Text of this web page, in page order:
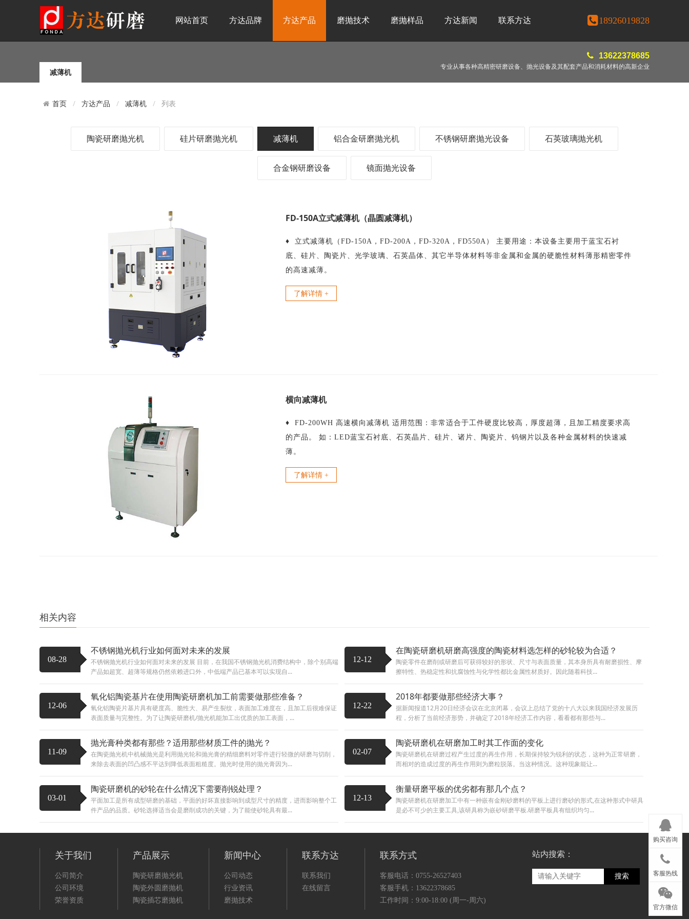
网站首页 方达品牌 方达产品 磨抛技术 磨抛样品 方达新闻 联系方达 18926019828
减薄机
13622378685
专业从事各种高精密研磨设备、抛光设备及其配套产品和消耗材料的高新企业
首页 方达产品 减薄机 列表
陶瓷研磨抛光机 硅片研磨抛光机 减薄机 铝合金研磨抛光机 不锈钢研磨抛光设备 石英玻璃抛光机
合金钢研磨设备 镜面抛光设备
FD-150A立式减薄机（晶圆减薄机）
♦ 立式减薄机（FD-150A，FD-200A，FD-320A，FD550A） 主要用途：本设备主要用于蓝宝石衬
底、硅片、陶瓷片、光学玻璃、石英晶体、其它半导体材料等非金属和金属的硬脆性材料薄形精密零件
的高速减薄。
了解详情 +
横向减薄机
♦ FD-200WH 高速横向减薄机 适用范围：非常适合于工件硬度比较高，厚度超薄，且加工精度要求高
的产品。 如：LED蓝宝石衬底、石英晶片、硅片、诸片、陶瓷片、钨钢片以及各种金属材料的快速减
薄。
了解详情 +
相关内容
08-28
不锈钢抛光机行业如何面对未来的发展
不锈钢抛光机行业如何面对未来的发展 目前，在我国不锈钢抛光机消费结构中，除个别高端
产品如超宽、超薄等规格仍然依赖进口外，中低端产品已基本可以实现自...
12-12
在陶瓷研磨机研磨高强度的陶瓷材料选怎样的砂轮较为合适？
陶瓷零件在磨削或研磨后可获得较好的形状、尺寸与表面质量，其本身所具有耐磨损性、摩
擦特性、热稳定性和抗腐蚀性与化学性都比金属性材质好。因此随着科技...
12-06
氧化铝陶瓷基片在使用陶瓷研磨机加工前需要做那些准备？
氧化铝陶瓷片基片具有硬度高、脆性大、易产生裂纹，表面加工难度在，且加工后很难保证
表面质量与完整性。为了让陶瓷研磨机/抛光机能加工出优质的加工表面，...
12-22
2018年都要做那些经济大事？
据新闻报道12月20日经济会议在北京闭幕，会议上总结了党的十八大以来我国经济发展历
程，分析了当前经济形势，并确定了2018年经济工作内容，看看都有那些与...
11-09
抛光膏种类都有那些？适用那些材质工件的抛光？
在陶瓷抛光机中机械抛光是利用抛光轮和抛光膏的精细磨料对零件进行轻微的研磨与切削，
来除去表面的凹凸感不平达到降低表面粗糙度。抛光时使用的抛光膏因为...
02-07
陶瓷研磨机在研磨加工时其工作面的变化
陶瓷研磨机在研磨过程产生过度的再生作用，长期保持较为锐利的状态，这种为正常研磨，
而相对的造成过度的再生作用则为磨粒脱落。当这种情况。这种现象能让...
03-01
陶瓷研磨机的砂轮在什么情况下需要削锐处理？
平面加工是所有成型研磨的基础，平面的好坏直接影响到成型尺寸的精度，进而影响整个工
件产品的品质。砂轮选择适当会是磨削成功的关键，为了能使砂轮具有最...
12-13
衡量研磨平板的优劣都有那几个点？
陶瓷研磨机在研磨加工中有一种嵌有金刚砂磨料的平板上进行磨砂的形式,在这种形式中研具
是必不可少的主要工具,该研具称为嵌砂研磨平板.研磨平板具有组织均匀...
关于我们
公司简介
公司环境
荣誉资质
产品展示
陶瓷研磨抛光机
陶瓷外圆磨抛机
陶瓷插芯磨抛机
新闻中心
公司动态
行业资讯
磨抛技术
联系方达
联系我们
在线留言
联系方式
客服电话：0755-26527403
客服手机：13622378685
工作时间：9:00-18:00 (周一-周六)
站内搜索：
搜索
购买咨询
客服热线
官方微信